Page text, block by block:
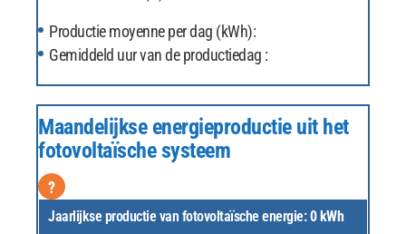
Productie moyenne per dag (kWh):
Gemiddeld uur van de productiedag :
Maandelijkse energieproductie uit het
fotovoltaïsche systeem
?
Jaarlijkse productie van fotovoltaïsche energie:0kWh